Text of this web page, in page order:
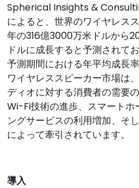
Spherical Insights &
によると、世界のワイヤレス
年の316億3000万米ドルから
ドルに成長すると予測されて
予測期間における年平均成長率
ワイヤレススピーカー市場は
ディオに対する消費者の需要
Wi-Fi技術の進歩、スマートホ
ングサービスの利用増加、そ
によって牽引されています。
導入